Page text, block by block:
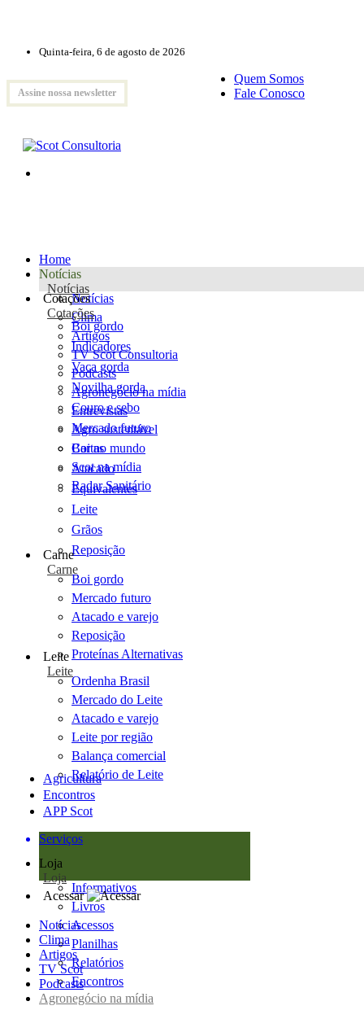
Quinta-feira, 6 de agosto de 2026
Assine nossa newsletter
Quem Somos
Fale Conosco
Home
Notícias
Notícias
Notícias
Clima
Artigos
TV Scot Consultoria
Podcasts
Agronegócio na mídia
Entrevistas
Agro sustentável
Cartas
Scot na mídia
Radar Sanitário
Cotações
Cotações
Boi gordo
Indicadores
Vaca gorda
Novilha gorda
Couro e sebo
Mercado futuro
Boi no mundo
Atacado
Equivalentes
Leite
Grãos
Reposição
Carne
Carne
Boi gordo
Mercado futuro
Atacado e varejo
Reposição
Proteínas Alternativas
Leite
Leite
Ordenha Brasil
Mercado do Leite
Atacado e varejo
Leite por região
Balança comercial
Relatório de Leite
Agricultura
Encontros
APP Scot
Serviços
Loja
Loja
Informativos
Livros
Acessos
Planilhas
Relatórios
Encontros
Acessar
Notícias
Clima
Artigos
TV Scot
Podcasts
Agronegócio na mídia